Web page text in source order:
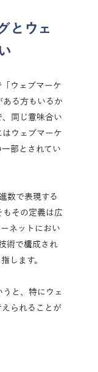
とウェ
ウェブマーケ
ある方もいるか
同じ意味合い
ウェブマーケ
部とされてい
数で表現する
もその定義は広
ネットにおい
術で構成され
します。
と、特にウェ
られることが